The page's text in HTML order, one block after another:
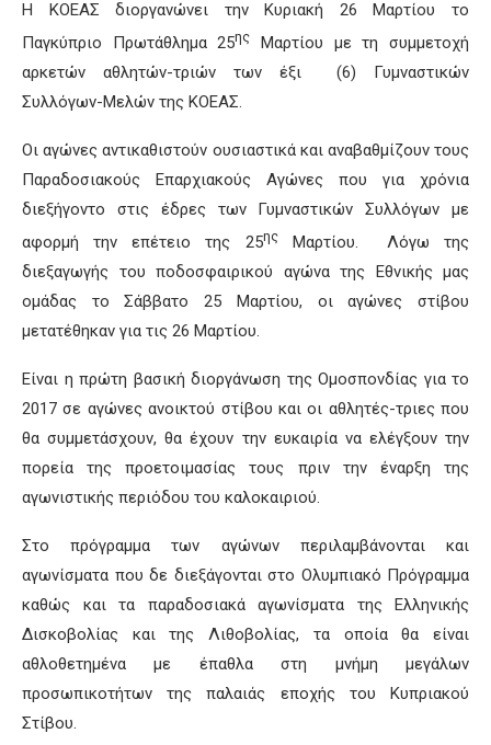
Η ΚΟΕΑΣ διοργανώνει την Κυριακή 26 Μαρτίου το
Παγκύπριο Πρωτάθλημα 25ης
Μαρτίου με τη συμμετοχή
αρκετών αθλητών-τριών των έξι (6) Γυμναστικών
Συλλόγων-Μελών της ΚΟΕΑΣ.
Οι αγώνες αντικαθιστούν ουσιαστικά και αναβαθμίζουν τους
Παραδοσιακούς Επαρχιακούς Αγώνες που για χρόνια
διεξήγοντο στις έδρες των Γυμναστικών Συλλόγων με
αφορμή την επέτειο της 25ηςΜαρτίου. Λόγω της
διεξαγωγής του ποδοσφαιρικού αγώνα της Εθνικής μας
ομάδας το Σάββατο 25 Μαρτίου, οι αγώνες στίβου
μετατέθηκαν για τις 26 Μαρτίου.
Είναι η πρώτη βασική διοργάνωση της Ομοσπονδίας για το
2017 σε αγώνες ανοικτού στίβου και οι αθλητές-τριες που
θα συμμετάσχουν, θα έχουν την ευκαιρία να ελέγξουν την
πορεία της προετοιμασίας τους πριν την έναρξη της
αγωνιστικής περιόδου του καλοκαιριού.
Στο πρόγραμμα των αγώνων περιλαμβάνονται και
αγωνίσματα που δε διεξάγονται στο Ολυμπιακό Πρόγραμμα
καθώς και τα παραδοσιακά αγωνίσματα της Ελληνικής
Δισκοβολίας και της Λιθοβολίας, τα οποία θα είναι
αθλοθετημένα με έπαθλα στη μνήμη μεγάλων
προσωπικοτήτων της παλαιάς εποχής του Κυπριακού
Στίβου.